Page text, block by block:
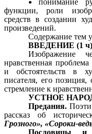
понимание
функции, роли
средств в создании
произведений.
Содержание тем
ВВЕДЕНИЕ (1 ч)
Изображение
нравственная
и обстоятельств в
писателя, его
стремление к
УСТНОЕ
Предания.
рассказ об
Грозного», «Сороки-